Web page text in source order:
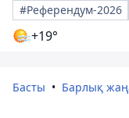
#Референдум-2026
+19°
Басты Барлық